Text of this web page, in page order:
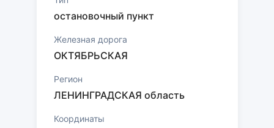
остановочный пункт
Железная дорога
ОКТЯБРЬСКАЯ
Регион
ЛЕНИНГРАДСКАЯ область
Координаты